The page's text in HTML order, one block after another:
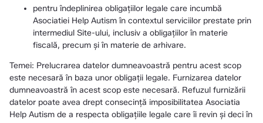
pentru îndeplinirea obligațiilor legale care incumbă
Asociatiei Help Autism în contextul serviciilor prestate prin
intermediul Site-ului, inclusiv a obligațiilor în materie
fiscală, precum și în materie de arhivare.
Temei: Prelucrarea datelor dumneavoastră pentru acest scop
este necesară în baza unor obligații legale. Furnizarea datelor
dumneavoastră în acest scop este necesară. Refuzul furnizării
datelor poate avea drept consecință imposibilitatea Asociatia
Help Autism de a respecta obligațiile legale care îi revin și deci în